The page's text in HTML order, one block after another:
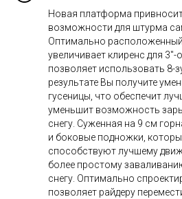
Новая платформа
возможности для штурма
Оптимально
увеличивает клиренс для 3"-
позволяет использовать 8-
результате Вы получите
гусеницы, что обеспечит
уменьшит возможность
снегу. Суженная на 9 см
и боковые подножки,
способствуют лучшему
более простому
снегу. Оптимально
позволяет райдеру